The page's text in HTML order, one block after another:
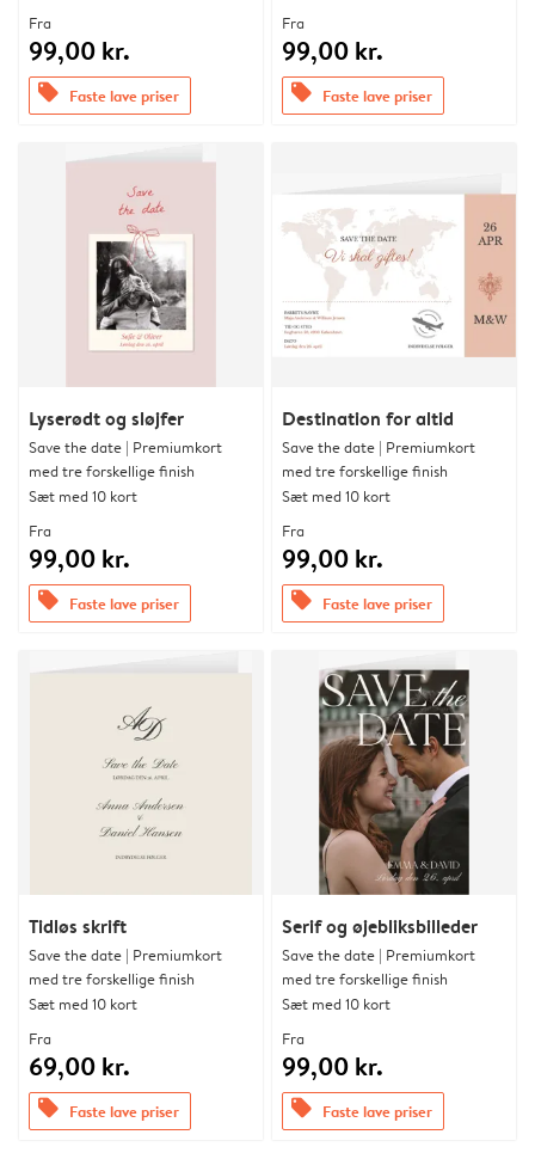
Fra
99,00 kr.
offers Faste lave priser
Fra
99,00 kr.
offers Faste lave priser
Lyserødt og sløjfer
Save the date | Premiumkort
med tre forskellige finish
Sæt med 10 kort
Fra
99,00 kr.
offers Faste lave priser
Destination for altid
Save the date | Premiumkort
med tre forskellige finish
Sæt med 10 kort
Fra
99,00 kr.
offers Faste lave priser
Tidløs skrift
Save the date | Premiumkort
med tre forskellige finish
Sæt med 10 kort
Fra
69,00 kr.
offers Faste lave priser
Serif og øjebliksbilleder
Save the date | Premiumkort
med tre forskellige finish
Sæt med 10 kort
Fra
99,00 kr.
offers Faste lave priser